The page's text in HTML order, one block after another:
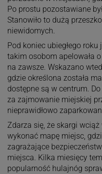
Po prostu pozostawiane
Stanowiło to dużą
niewidomych.
Pod koniec ubiegłego
takim osobom apelowała
na zawsze. Wskazano
gdzie określona została
dostępne są w centrum.
za zajmowanie miejskiej
nieprawidłowo
Zdarza się, że skargi
wykonać mapę miejsc,
zagrażające
miejsca. Kilka miesięcy
popularność hulajnóg